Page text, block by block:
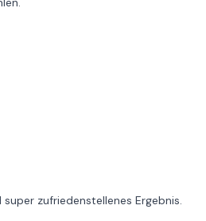
zufriedenstellenes Ergebnis.